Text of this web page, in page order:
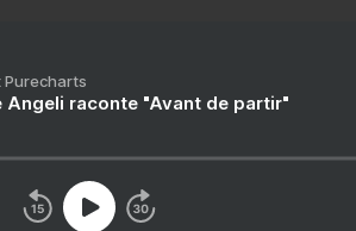
Purecharts
Angeli raconte "Avant de partir"